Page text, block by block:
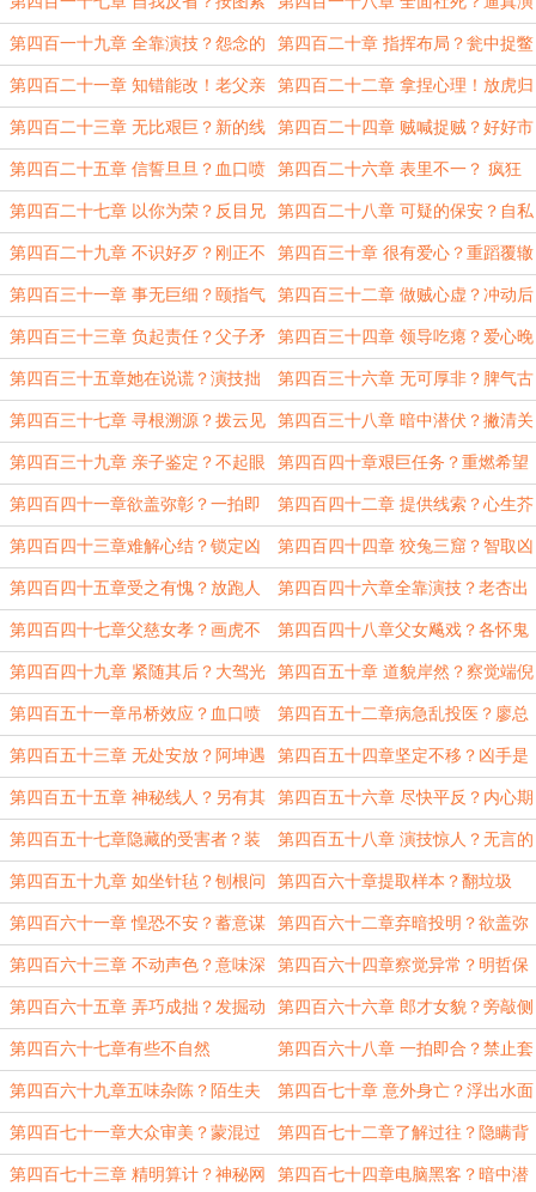
骥 技
第四百一十九章 全靠演技？怨念的
老父亲
第四百二十章 指挥布局？瓮中捉鳖
第四百二十一章 知错能改！老父亲
的郁闷
第四百二十二章 拿捏心理！放虎归
山
第四百二十三章 无比艰巨？新的线
索
第四百二十四章 贼喊捉贼？好好市
民
第四百二十五章 信誓旦旦？血口喷
人
第四百二十六章 表里不一？ 疯狂
试探
第四百二十七章 以你为荣？反目兄
弟
第四百二十八章 可疑的保安？自私
自利
第四百二十九章 不识好歹？刚正不
阿
第四百三十章 很有爱心？重蹈覆辙
第四百三十一章 事无巨细？颐指气
使
第四百三十二章 做贼心虚？冲动后
果
第四百三十三章 负起责任？父子矛
盾
第四百三十四章 领导吃瘪？爱心晚
餐
第四百三十五章她在说谎？演技拙
劣
第四百三十六章 无可厚非？脾气古
怪
第四百三十七章 寻根溯源？拨云见
日
第四百三十八章 暗中潜伏？撇清关
系
第四百三十九章 亲子鉴定？不起眼
的小动作
第四百四十章艰巨任务？重燃希望
第四百四十一章欲盖弥彰？一拍即
合
第四百四十二章 提供线索？心生芥
蒂
第四百四十三章难解心结？锁定凶
手
第四百四十四章 狡兔三窟？智取凶
犯
第四百四十五章受之有愧？放跑人
渣
第四百四十六章全靠演技？老杏出
墙
第四百四十七章父慈女孝？画虎不
成
第四百四十八章父女飚戏？各怀鬼
胎
第四百四十九章 紧随其后？大驾光
临
第四百五十章 道貌岸然？察觉端倪
第四百五十一章吊桥效应？血口喷
人
第四百五十二章病急乱投医？廖总
慌了
第四百五十三章 无处安放？阿坤遇
害
第四百五十四章坚定不移？凶手是
他？
第四百五十五章 神秘线人？另有其
人
第四百五十六章 尽快平反？内心期
待
第四百五十七章隐藏的受害者？装
傻充楞
第四百五十八章 演技惊人？无言的
默契
第四百五十九章 如坐针毡？刨根问
底
第四百六十章提取样本？翻垃圾
桶？
第四百六十一章 惶恐不安？蓄意谋
杀
第四百六十二章弃暗投明？欲盖弥
彰
第四百六十三章 不动声色？意味深
长
第四百六十四章察觉异常？明哲保
身
第四百六十五章 弄巧成拙？发掘动
机
第四百六十六章 郎才女貌？旁敲侧
击
第四百六十七章有些不自然 第四百六十八章 一拍即合？禁止套
娃
第四百六十九章五味杂陈？陌生夫
妻
第四百七十章 意外身亡？浮出水面
第四百七十一章大众审美？蒙混过
关
第四百七十二章了解过往？隐瞒背
景
第四百七十三章 精明算计？神秘网 第四百七十四章电脑黑客？暗中潜